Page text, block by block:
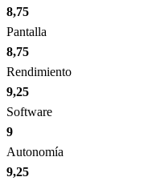
8,75
Pantalla
8,75
Rendimiento
9,25
Software
9
Autonomía
9,25